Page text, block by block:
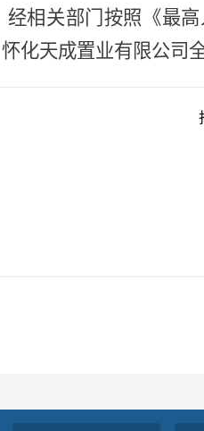
经相关部门 按照《最
化天成置业有限公司